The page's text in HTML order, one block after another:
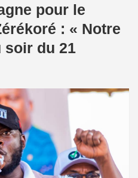
pour le
: « Notre
soir du 21